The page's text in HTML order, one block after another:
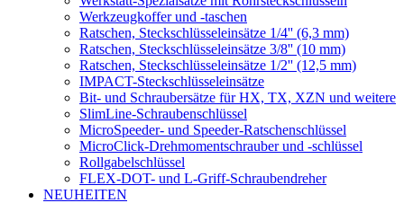
Werkzeugkoffer und -taschen
Ratschen, Steckschlüsseleinsätze 1/4'' (6,3 mm)
Ratschen, Steckschlüsseleinsätze 3/8'' (10 mm)
Ratschen, Steckschlüsseleinsätze 1/2'' (12,5 mm)
IMPACT-Steckschlüsseleinsätze
Bit- und Schraubersätze für HX, TX, XZN und weitere
SlimLine-Schraubenschlüssel
MicroSpeeder- und Speeder-Ratschenschlüssel
MicroClick-Drehmomentschrauber und -schlüssel
Rollgabelschlüssel
FLEX-DOT- und L-Griff-Schraubendreher
NEUHEITEN